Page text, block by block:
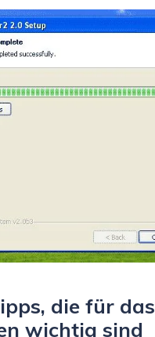
die für das
wichtig sind